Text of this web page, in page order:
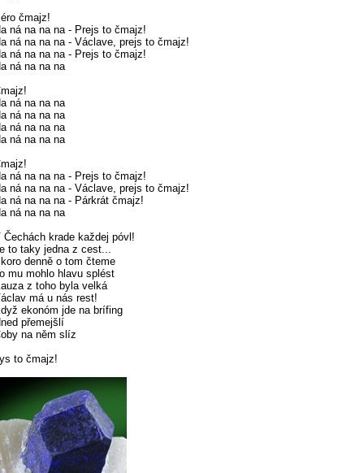
čmajz!
ná na na na - Prejs to čmajz!
ná na na na - Václave, prejs to čmajz!
ná na na na - Prejs to čmajz!
ná na na na
ná na na na
ná na na na
ná na na na
ná na na na
ná na na na - Prejs to čmajz!
ná na na na - Václave, prejs to čmajz!
ná na na na - Párkrát čmajz!
ná na na na
Čechách krade každej póvl!
to taky jedna z cest...
denně o tom čteme
mu mohlo hlavu splést
z toho byla velká
má u nás rest!
ekonóm jde na brífing
přemejšlí
na něm slíz
to čmajz!